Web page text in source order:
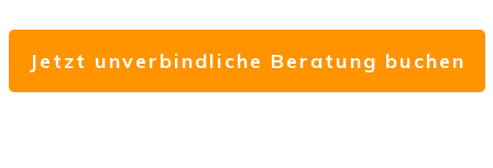
Jetzt unverbindliche Beratung buchen